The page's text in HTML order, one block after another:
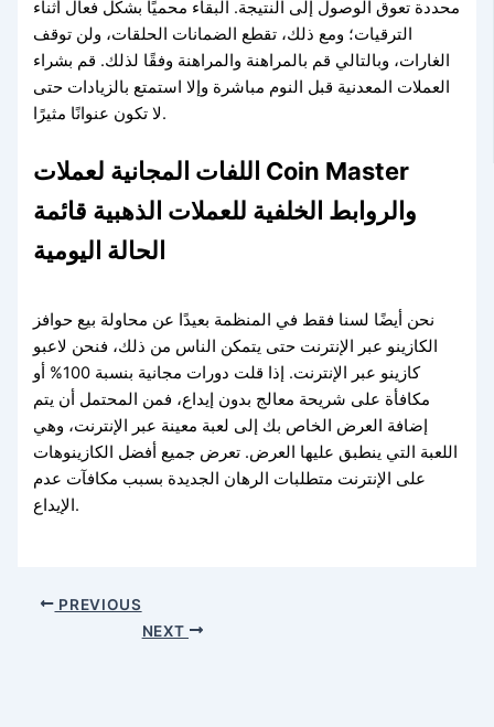
محددة تعوق الوصول إلى النتيجة. البقاء محميًا بشكل فعال أثناء
الترقيات؛ ومع ذلك، تقطع الضمانات الحلقات، ولن توقف
الغارات، وبالتالي قم بالمراهنة والمراهنة وفقًا لذلك. قم بشراء
العملات المعدنية قبل النوم مباشرة وإلا استمتع بالزيادات حتى
لا تكون عنوانًا مثيرًا.
اللفات المجانية لعملات Coin Master
والروابط الخلفية للعملات الذهبية قائمة
الحالة اليومية
نحن أيضًا لسنا فقط في المنظمة بعيدًا عن محاولة بيع حوافز
الكازينو عبر الإنترنت حتى يتمكن الناس من ذلك، فنحن لاعبو
كازينو عبر الإنترنت. إذا قلت دورات مجانية بنسبة 100% أو
مكافأة على شريحة معالج بدون إيداع، فمن المحتمل أن يتم
إضافة العرض الخاص بك إلى لعبة معينة عبر الإنترنت، وهي
اللعبة التي ينطبق عليها العرض. تعرض جميع أفضل الكازينوهات
على الإنترنت متطلبات الرهان الجديدة بسبب مكافآت عدم
الإيداع.
PREVIOUS
NEXT